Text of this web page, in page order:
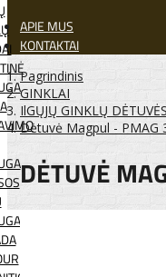
APIE MUS
KONTAKTAI
Pagrindinis
GINKLAI
IlGŲJŲ GINKLŲ DĖTUVĖS
Dėtuvė Magpul - PMAG
DĖTUVĖ